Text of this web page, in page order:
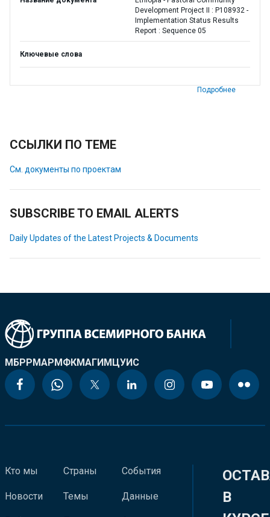
Development Project II : P108932 -
Implementation Status Results
Report : Sequence 05
Ключевые слова
Подробнее
ССЫЛКИ ПО ТЕМЕ
См. документы по проектам
SUBSCRIBE TO EMAIL ALERTS
Daily Updates of the Latest Projects & Documents
МБРРМАРМФКМАГИМЦУИС
Кто мы
Новости
Страны
Темы
События
Данные
В